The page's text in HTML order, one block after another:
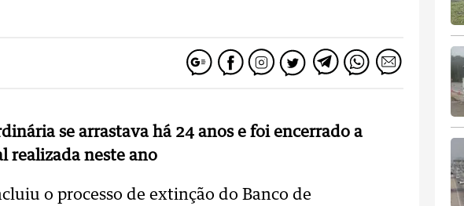
se arrastava há 24 anos e foi encerrado a
realizada neste ano
o processo de extinção do Banco de